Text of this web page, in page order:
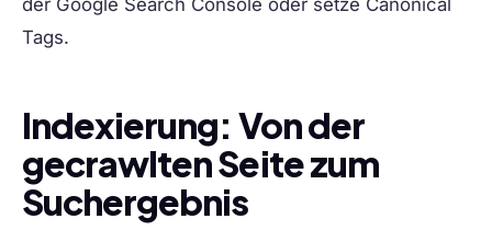
Tags.
Indexierung: Von der
gecrawlten Seite zum
Suchergebnis